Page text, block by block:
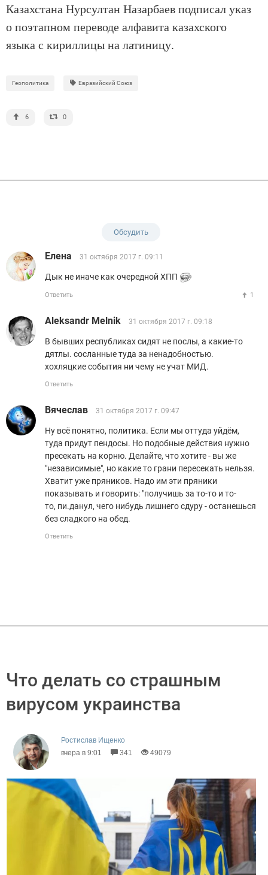
Казахстана Нурсултан Назарбаев подписал указ
о поэтапном переводе алфавита казахского
языка с кириллицы на латиницу.
Геополитика Евразийский Союз
6 0
Обсудить
Eленa 31 октября 2017 г. 09:11
Дык не иначе как очередной ХПП
Ответить 1
Aleksandr Melnik 31 октября 2017 г. 09:18
В бывших республиках сидят не послы, а какие-то
дятлы. сосланные туда за ненадобностью.
хохляцкие события ни чему не учат МИД.
Ответить
Вячеслав 31 октября 2017 г. 09:47
Ну всё понятно, политика. Если мы оттуда уйдём,
туда придут пендосы. Но подобные действия нужно
пресекать на корню. Делайте, что хотите - вы же
"независимые", но какие то грани пересекать нельзя.
Хватит уже пряников. Надо им эти пряники
показывать и говорить: "получишь за то-то и то-
то, пи.данул, чего нибудь лишнего сдуру - останешься
без сладкого на обед.
Ответить
Что делать со страшным
вирусом украинства
Ростислав Ищенко
вчера в 9:01
341 49079